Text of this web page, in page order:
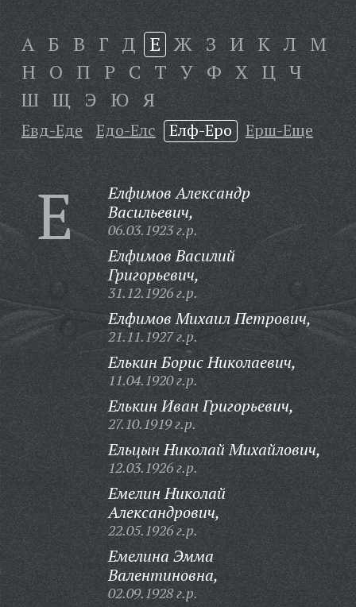
А Б В Г Д Е Ж З И К Л М
Н О П Р С Т У Ф Х Ц Ч
Ш Щ Э Ю Я
Евд-Еде Едо-Елс Елф-Еро Ерш-Еще
Е
Елфимов Александр
Васильевич,
06.03.1923 г.р.
Елфимов Василий
Григорьевич,
31.12.1926 г.р.
Елфимов Михаил Петрович,
21.11.1927 г.р.
Елькин Борис Николаевич,
11.04.1920 г.р.
Елькин Иван Григорьевич,
27.10.1919 г.р.
Ельцын Николай Михайлович,
12.03.1926 г.р.
Емелин Николай
Александрович,
22.05.1926 г.р.
Емелина Эмма
Валентиновна,
02.09.1928 г.р.